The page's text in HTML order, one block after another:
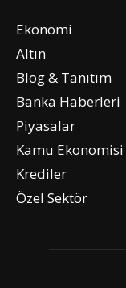
Ekonomi
Altın
Blog & Tanıtım
Banka Haberleri
Piyasalar
Kamu Ekonomisi
Krediler
Özel Sektör